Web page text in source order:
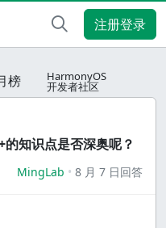
注册登录
榜 HarmonyOS
开发者社区
知识点是否深奥呢？
MingLab 8 月 7 日回答